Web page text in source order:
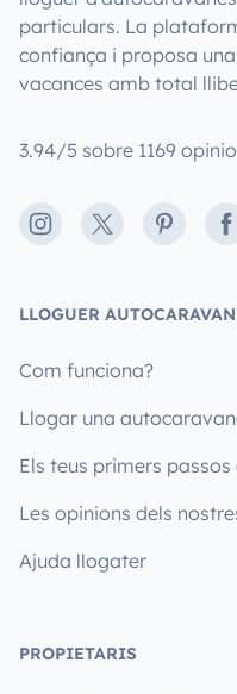
particulars. La
confiança i proposa
vacances amb total
3.94/5 sobre 1169
Instagram
X Pinterest
LLOGUER
Com funciona?
Llogar una
Els teus primers
Les opinions dels
Ajuda llogater
PROPIETARIS